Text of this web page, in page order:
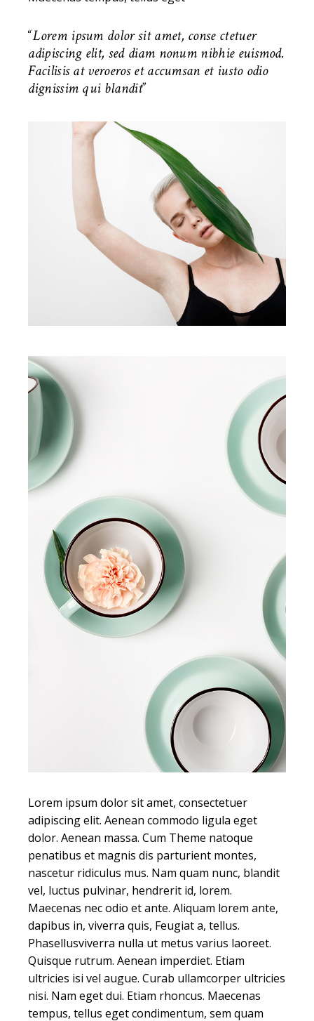
Lorem ipsum dolor sit amet, conse ctetuer
adipiscing elit, sed diam nonum nibhie euismod.
Facilisis at veroeros et accumsan et iusto odio
dignissim qui blandit
Lorem ipsum dolor sit amet, consectetuer
adipiscing elit. Aenean commodo ligula eget
dolor. Aenean massa. Cum Theme natoque
penatibus et magnis dis parturient montes,
nascetur ridiculus mus. Nam quam nunc, blandit
vel, luctus pulvinar, hendrerit id, lorem.
Maecenas nec odio et ante. Aliquam lorem ante,
dapibus in, viverra quis, Feugiat a, tellus.
Phasellusviverra nulla ut metus varius laoreet.
Quisque rutrum. Aenean imperdiet. Etiam
ultricies isi vel augue. Curab ullamcorper ultricies
nisi. Nam eget dui. Etiam rhoncus. Maecenas
tempus, tellus eget condimentum, sem quam